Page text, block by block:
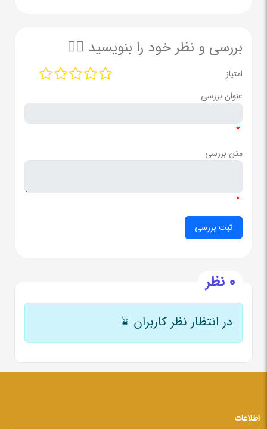
بررسی و نظر خود را بنویسید ✍🏻
امتیاز
عنوان بررسی
*
متن بررسی
*
0 نظر
در انتظار نظر کاربران ⌛
اطلاعات